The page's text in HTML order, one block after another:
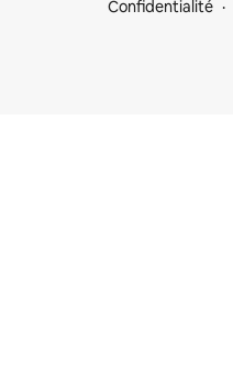
Confidentialité